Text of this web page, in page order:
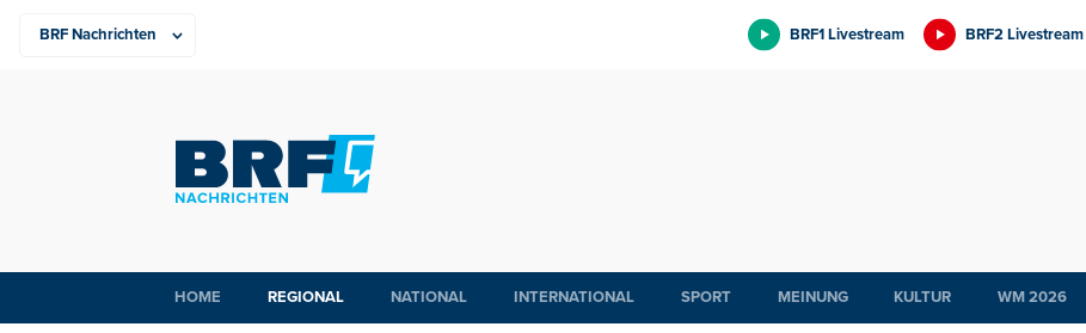
BRF1 Livestream BRF2 Livestream
HOME REGIONAL NATIONAL INTERNATIONAL SPORT MEINUNG KULTUR WM 2026